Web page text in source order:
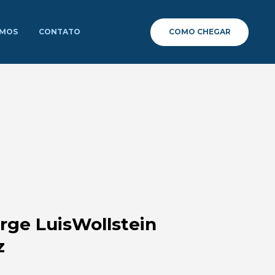
CONTATO COMO CHEGAR
LuisWollstein